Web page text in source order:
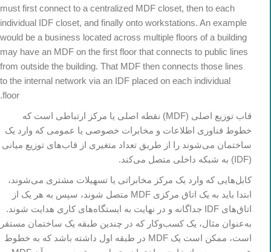
must first connect to a centralized MDF closet, then to each
individual IDF closet, and finally onto workstations. An example
would be a business located across multiple floors of a building
may have an MDF on the first floor that connects to public lines
from outside the building. That MDF then connects those lines
to the internal network via an IDF placed on each individual
floor.
قاب توزیع اصلی (MDF) نقطه اصلی یا مرکز ارتباطی است که
خطوط فناوری اطلاعات و مخابرات خصوصی یا عمومی که وارد یک
ساختمان می‌شوند را از طریق تعداد متغیری از قاب‌های توزیع میانی
(IDF) به شبکه داخلی متصل می‌کند.
کابل‌هایی که وارد یک مرکز مخابراتی یا تسهیلات مشتری می‌شوند،
ابتدا باید به یک اتاق مرکزی MDF متصل شوند، سپس به هر یک از
اتاق‌های IDF جداگانه و در نهایت به ایستگاه‌های کاری هدایت شوند.
به‌عنوان مثال، یک کسب‌وکار که در چندین طبقه یک ساختمان مستقر
است، ممکن است یک MDF در طبقه اول داشته باشد که به خطوط